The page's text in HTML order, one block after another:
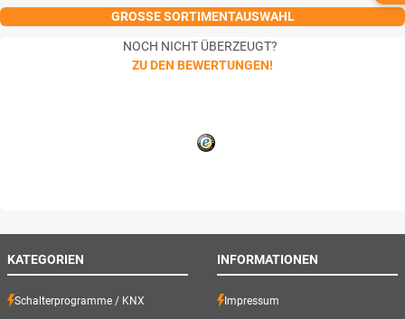
GROSSE SORTIMENTAUSWAHL
NOCH NICHT ÜBERZEUGT?
ZU DEN BEWERTUNGEN!
KATEGORIEN
Schalterprogramme / KNX
INFORMATIONEN
Impressum